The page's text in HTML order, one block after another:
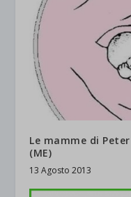
Le mamme di
(ME)
13 Agosto 2013